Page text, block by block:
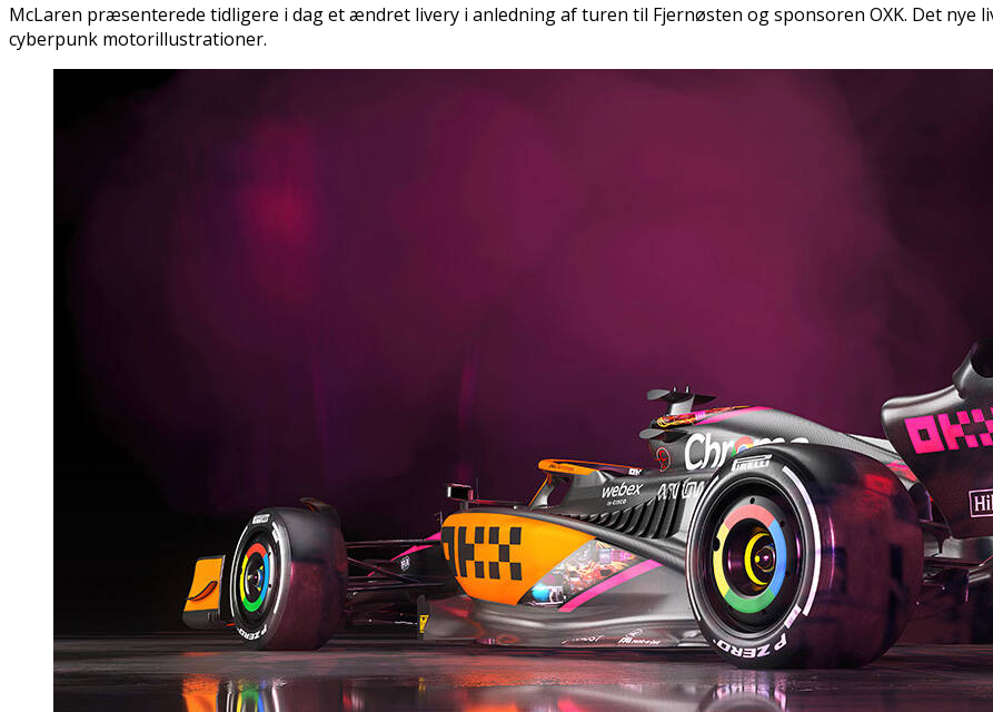
McLaren præsenterede tidligere i dag et ændret livery i anledning af turen til Fjernøsten og sponsoren OXK. Det nye
cyberpunk motorillustrationer.